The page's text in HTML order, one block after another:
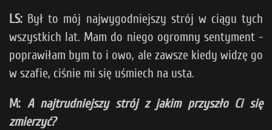
LS: Był to mój najwygodniejszy strój w ciągu tych
wszystkich lat. Mam do niego ogromny sentyment -
poprawiłam bym to i owo, ale zawsze kiedy widzę go
w szafie, ciśnie mi się uśmiech na usta.
M: A najtrudniejszy strój z jakim przyszło Ci się
zmierzyć?